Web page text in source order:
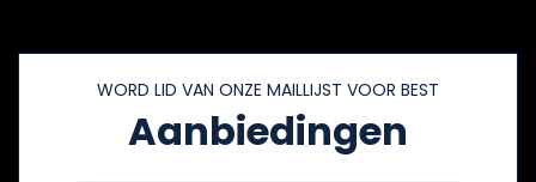
WORD LID VAN ONZE MAILLIJST VOOR BEST
Aanbiedingen